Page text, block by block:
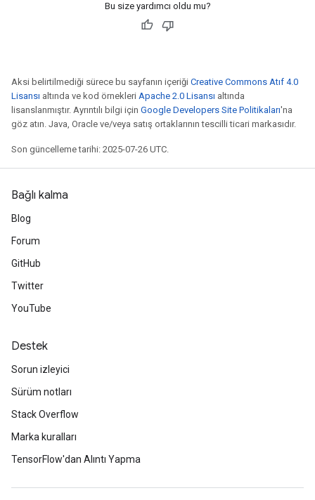
Bu size yardımcı oldu mu?
Aksi belirtilmediği sürece bu sayfanın içeriği Creative Commons Atıf 4.0
Lisansı altında ve kod örnekleri Apache 2.0 Lisansı altında
lisanslanmıştır. Ayrıntılı bilgi için Google Developers Site Politikaları'na
göz atın. Java, Oracle ve/veya satış ortaklarının tescilli ticari markasıdır.
Son güncelleme tarihi: 2025-07-26 UTC.
Bağlı kalma
Blog
Forum
GitHub
Twitter
YouTube
Destek
Sorun izleyici
Sürüm notları
Stack Overflow
Marka kuralları
TensorFlow'dan Alıntı Yapma